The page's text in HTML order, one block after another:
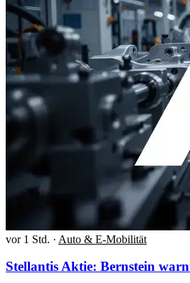
vor 1 Std. · Auto & E-Mobilität
Stellantis Aktie: Bernstein